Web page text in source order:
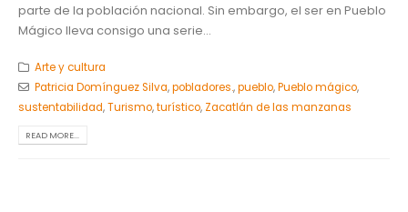
parte de la población nacional. Sin embargo, el ser en Pueblo
Mágico lleva consigo una serie...
Arte y cultura
Patricia Domínguez Silva,pobladores.,pueblo,Pueblo mágico,
sustentabilidad,Turismo,turístico, Zacatlán de las manzanas
READ MORE...